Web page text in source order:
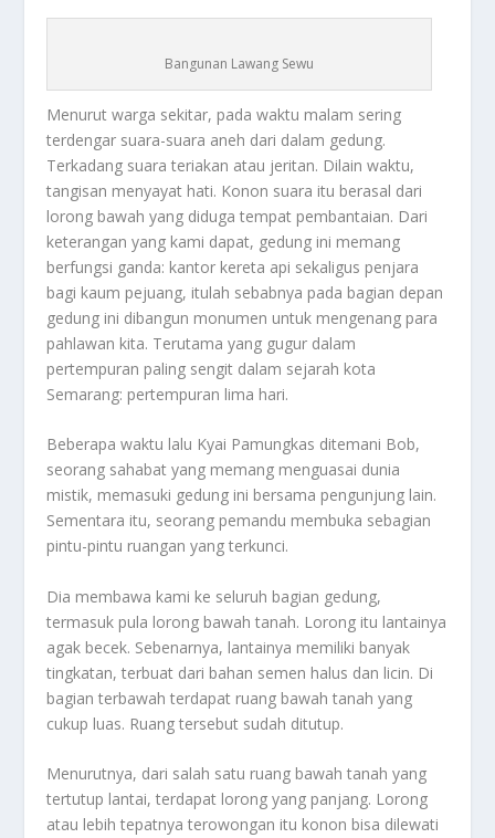
Bangunan Lawang Sewu
Menurut warga sekitar, pada waktu malam sering
terdengar suara-suara aneh dari dalam gedung.
Terkadang suara teriakan atau jeritan. Dilain waktu,
tangisan menyayat hati. Konon suara itu berasal dari
lorong bawah yang diduga tempat pembantaian. Dari
keterangan yang kami dapat, gedung ini memang
berfungsi ganda: kantor kereta api sekaligus penjara
bagi kaum pejuang, itulah sebabnya pada bagian depan
gedung ini dibangun monumen untuk mengenang para
pahlawan kita. Terutama yang gugur dalam
pertempuran paling sengit dalam sejarah kota
Semarang: pertempuran lima hari.
Beberapa waktu lalu Kyai Pamungkas ditemani Bob,
seorang sahabat yang memang menguasai dunia
mistik, memasuki gedung ini bersama pengunjung lain.
Sementara itu, seorang pemandu membuka sebagian
pintu-pintu ruangan yang terkunci.
Dia membawa kami ke seluruh bagian gedung,
termasuk pula lorong bawah tanah. Lorong itu lantainya
agak becek. Sebenarnya, lantainya memiliki banyak
tingkatan, terbuat dari bahan semen halus dan licin. Di
bagian terbawah terdapat ruang bawah tanah yang
cukup luas. Ruang tersebut sudah ditutup.
Menurutnya, dari salah satu ruang bawah tanah yang
tertutup lantai, terdapat lorong yang panjang. Lorong
atau lebih tepatnya terowongan itu konon bisa dilewati